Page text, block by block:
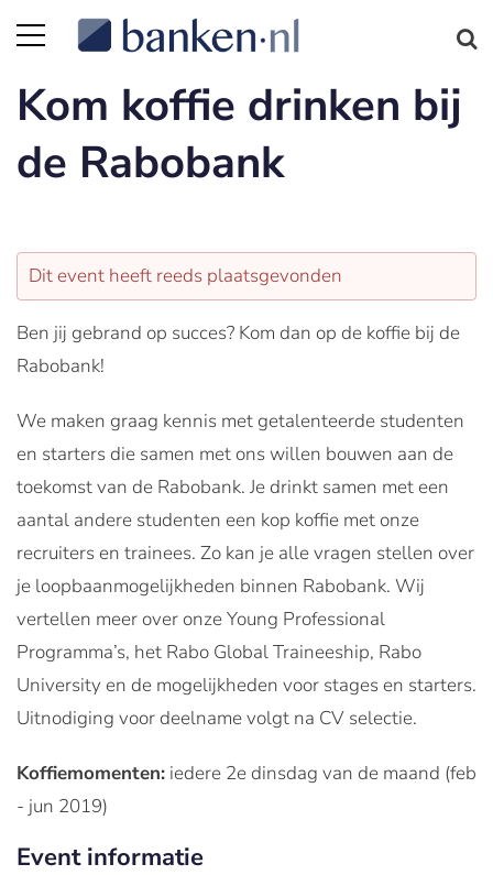
Kom koffie drinken bij
de Rabobank
Dit event heeft reeds plaatsgevonden
Ben jij gebrand op succes? Kom dan op de koffie bij de
Rabobank!
We maken graag kennis met getalenteerde studenten
en starters die samen met ons willen bouwen aan de
toekomst van de Rabobank. Je drinkt samen met een
aantal andere studenten een kop koffie met onze
recruiters en trainees. Zo kan je alle vragen stellen over
je loopbaanmogelijkheden binnen Rabobank. Wij
vertellen meer over onze Young Professional
Programma’s, het Rabo Global Traineeship, Rabo
University en de mogelijkheden voor stages en starters.
Uitnodiging voor deelname volgt na CV selectie.
Koffiemomenten: iedere 2e dinsdag van de maand (feb
- jun 2019)
Event informatie